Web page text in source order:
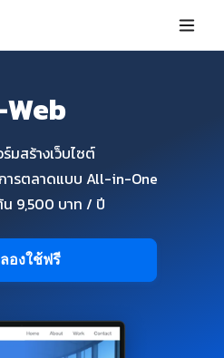
มสร้างเว็บไซต์
ารตลาดแบบ All-in-One
น 9,500 บาท / ปี
องใช้ฟรี